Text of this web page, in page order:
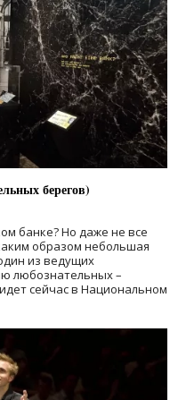
берегов)
банке? Но даже не все
образом небольшая
из ведущих
любознательных –
сейчас в Национальном